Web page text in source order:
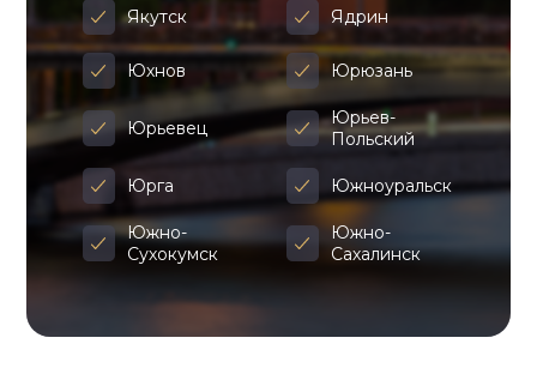
Якутск Ядрин
Юхнов Юрюзань
Юрьевец
Юрьев-
Польский
Юрга Южноуральск
Южно-
Сухокумск
Южно-
Сахалинск